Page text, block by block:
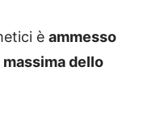
è ammesso
dello